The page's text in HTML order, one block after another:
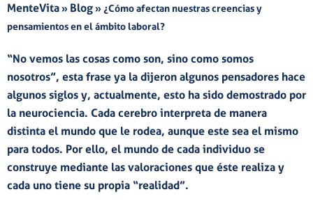
MenteVita» Blog» ¿Cómo afectan nuestras creencias y
pensamientos en el ámbito laboral?
“No vemos las cosas como son, sino como somos
nosotros”, esta frase ya la dijeron algunos pensadores hace
algunos siglos y, actualmente, esto ha sido demostrado por
la neurociencia. Cada cerebro interpreta de manera
distinta el mundo que le rodea, aunque este sea el mismo
para todos. Por ello, el mundo de cada individuo se
construye mediante las valoraciones que éste realiza y
cada uno tiene su propia “realidad”.